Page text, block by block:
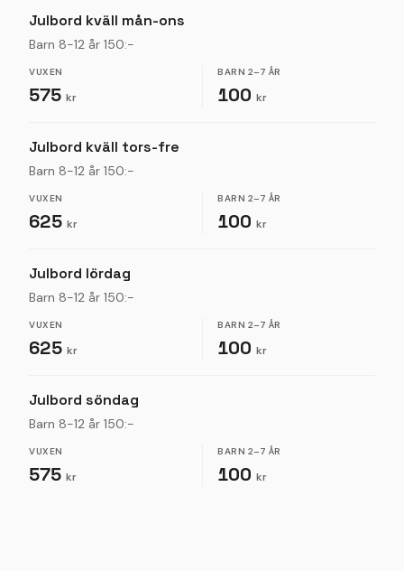
Julbord kväll mån-ons
Barn 8-12 år 150:-
VUXEN
575 kr
BARN 2–7 ÅR
100 kr
Julbord kväll tors-fre
Barn 8-12 år 150:-
VUXEN
625 kr
BARN 2–7 ÅR
100 kr
Julbord lördag
Barn 8-12 år 150:-
VUXEN
625 kr
BARN 2–7 ÅR
100 kr
Julbord söndag
Barn 8-12 år 150:-
VUXEN
575 kr
BARN 2–7 ÅR
100 kr